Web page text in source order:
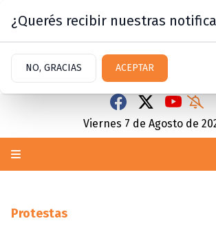
Viernes 7 de Agosto de
Protestas
¿Querés recibir nuestras
NO, GRACIAS ACEPTAR